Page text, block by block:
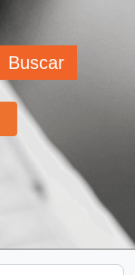
Buscar